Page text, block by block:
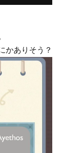
かありそう？